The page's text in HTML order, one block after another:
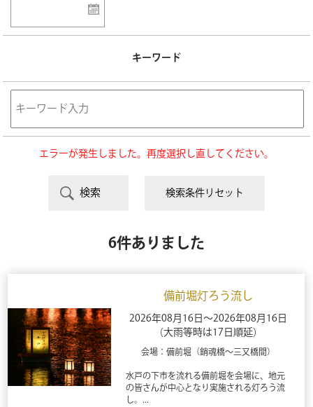
キーワード
エラーが発生しました。再度選択し直してください。
検索条件リセット
6件ありました
備前堀灯ろう流し
2026年08月16日～2026年08月16日
（大雨等時は17日順延）
会場：備前堀（銷魂橋～三又橋間）
水戸の下市を流れる備前堀を会場に、地元
の皆さんが中心となり実施される灯ろう流
し。...